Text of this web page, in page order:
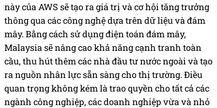
này của AWS sẽ tạo ra giá trị và cơ hội tăng trưởng
thông qua các công nghệ dựa trên dữ liệu và đám
mây. Bằng cách sử dụng điện toán đám mây,
Malaysia sẽ nâng cao khả năng cạnh tranh toàn
cầu, thu hút thêm các nhà đầu tư nước ngoài và tạo
ra nguồn nhân lực sẵn sàng cho thị trường. Điều
quan trọng không kém là trao quyền cho tất cả các
ngành công nghiệp, các doanh nghiệp vừa và nhỏ